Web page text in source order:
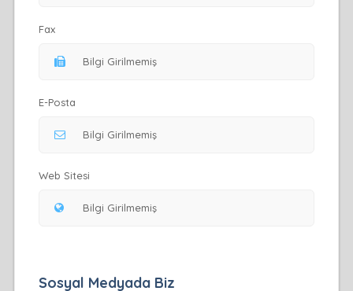
Fax
E-Posta
Web Sitesi
Sosyal Medyada Biz